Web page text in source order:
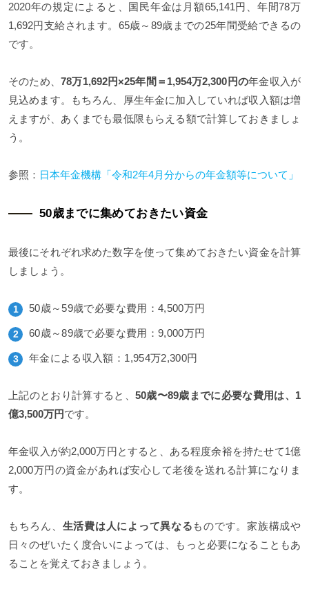
2020年の規定によると、国民年金は月額65,141円、年間78万
1,692円支給されます。65歳～89歳までの25年間受給できるの
です。
そのため、78万1,692円×25年間＝1,954万2,300円の年金収入が
見込めます。もちろん、厚生年金に加入していれば収入額は増
えますが、あくまでも最低限もらえる額で計算しておきましょ
う。
参照： 日本年金機構「令和2年4月分からの年金額等について」
50歳までに集めておきたい資金
最後にそれぞれ求めた数字を使って集めておきたい資金を計算
しましょう。
50歳～59歳で必要な費用：4,500万円
60歳～89歳で必要な費用：9,000万円
年金による収入額：1,954万2,300円
上記のとおり計算すると、 50歳〜89歳までに必要な費用は、1
億3,500万円です。
年金収入が約2,000万円とすると、ある程度余裕を持たせて1億
2,000万円の資金があれば安心して老後を送れる計算になりま
す。
もちろん、 生活費は人によって異なる ものです。家族構成や
日々のぜいたく度合いによっては、もっと必要になることもあ
ることを覚えておきましょう。